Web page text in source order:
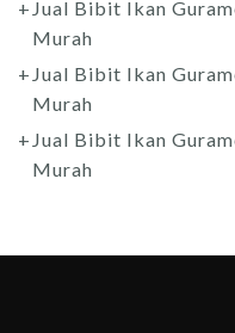
Jual Bibit Ikan
Murah
Jual Bibit Ikan
Murah
Jual Bibit Ikan
Murah